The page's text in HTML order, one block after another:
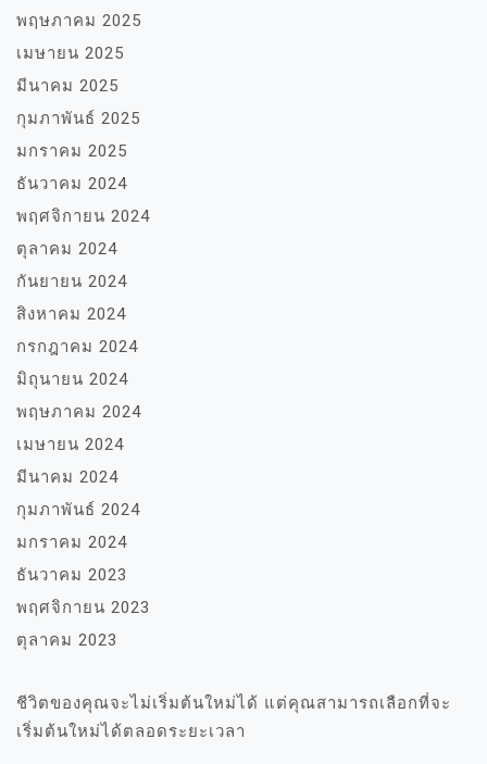
พฤษภาคม 2025
เมษายน 2025
มีนาคม 2025
กุมภาพันธ์ 2025
มกราคม 2025
ธันวาคม 2024
พฤศจิกายน 2024
ตุลาคม 2024
กันยายน 2024
สิงหาคม 2024
กรกฎาคม 2024
มิถุนายน 2024
พฤษภาคม 2024
เมษายน 2024
มีนาคม 2024
กุมภาพันธ์ 2024
มกราคม 2024
ธันวาคม 2023
พฤศจิกายน 2023
ตุลาคม 2023
ชีวิตของคุณจะไม่เริ่มต้นใหม่ได้ แต่คุณสามารถเลือกที่จะ
เริ่มต้นใหม่ได้ตลอดระยะเวลา